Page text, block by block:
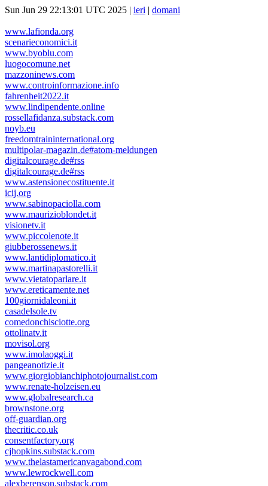
Sun Jun 29 22:13:01 UTC 2025 | ieri | domani
www.lafionda.org
scenarieconomici.it
www.byoblu.com
luogocomune.net
mazzoninews.com
www.controinformazione.info
fahrenheit2022.it
www.lindipendente.online
rossellafidanza.substack.com
noyb.eu
freedomtraininternational.org
multipolar-magazin.de#atom-meldungen
digitalcourage.de#rss
digitalcourage.de#rss
www.astensionecostituente.it
icij.org
www.sabinopaciolla.com
www.maurizioblondet.it
visionetv.it
www.piccolenote.it
giubberossenews.it
www.lantidiplomatico.it
www.martinapastorelli.it
www.vietatoparlare.it
www.ereticamente.net
100giornidaleoni.it
casadelsole.tv
comedonchisciotte.org
ottolinatv.it
movisol.org
www.imolaoggi.it
pangeanotizie.it
www.giorgiobianchiphotojournalist.com
www.renate-holzeisen.eu
www.globalresearch.ca
brownstone.org
off-guardian.org
thecritic.co.uk
consentfactory.org
cjhopkins.substack.com
www.thelastamericanvagabond.com
www.lewrockwell.com
alexberenson.substack.com